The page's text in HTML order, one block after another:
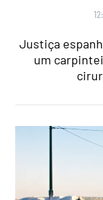
Justiça
um